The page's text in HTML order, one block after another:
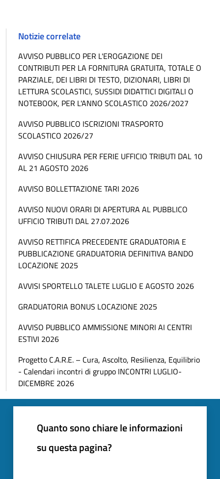
Notizie correlate
AVVISO PUBBLICO PER L'EROGAZIONE DEI
CONTRIBUTI PER LA FORNITURA GRATUITA, TOTALE O
PARZIALE, DEI LIBRI DI TESTO, DIZIONARI, LIBRI DI
LETTURA SCOLASTICI, SUSSIDI DIDATTICI DIGITALI O
NOTEBOOK, PER L'ANNO SCOLASTICO 2026/2027
AVVISO PUBBLICO ISCRIZIONI TRASPORTO
SCOLASTICO 2026/27
AVVISO CHIUSURA PER FERIE UFFICIO TRIBUTI DAL 10
AL 21 AGOSTO 2026
AVVISO BOLLETTAZIONE TARI 2026
AVVISO NUOVI ORARI DI APERTURA AL PUBBLICO
UFFICIO TRIBUTI DAL 27.07.2026
AVVISO RETTIFICA PRECEDENTE GRADUATORIA E
PUBBLICAZIONE GRADUATORIA DEFINITIVA BANDO
LOCAZIONE 2025
AVVISI SPORTELLO TALETE LUGLIO E AGOSTO 2026
GRADUATORIA BONUS LOCAZIONE 2025
AVVISO PUBBLICO AMMISSIONE MINORI AI CENTRI
ESTIVI 2026
Progetto C.A.R.E. – Cura, Ascolto, Resilienza, Equilibrio
- Calendari incontri di gruppo INCONTRI LUGLIO-
DICEMBRE 2026
Quanto sono chiare le informazioni
su questa pagina?